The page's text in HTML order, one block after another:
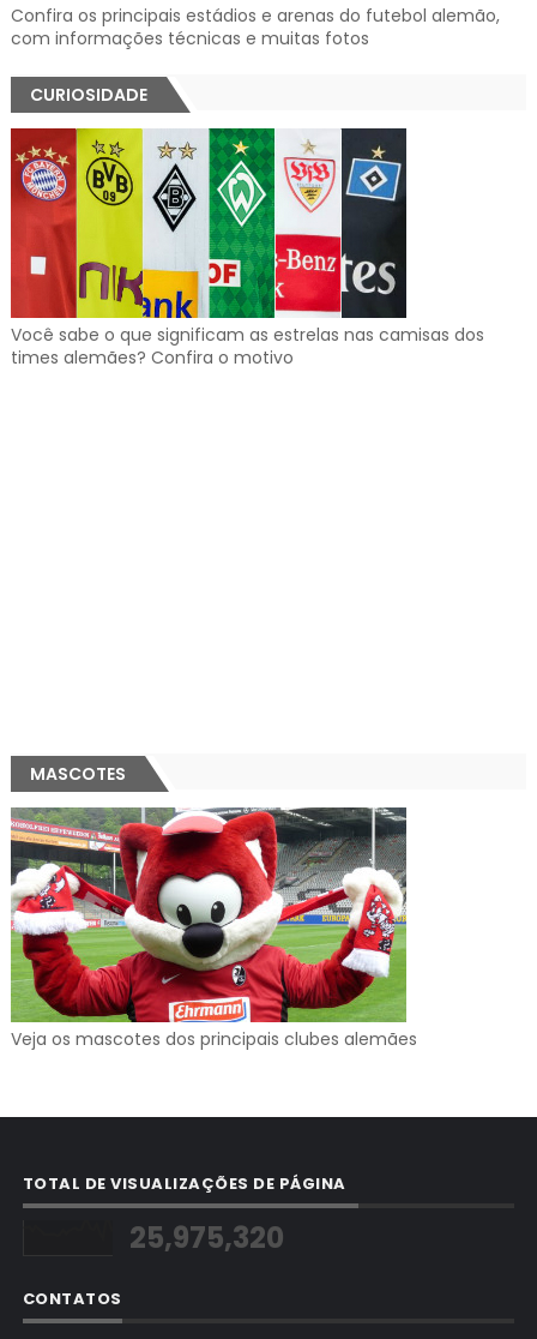
Confira os principais estádios e arenas do futebol alemão,
com informações técnicas e muitas fotos
CURIOSIDADE
Você sabe o que significam as estrelas nas camisas dos
times alemães? Confira o motivo
MASCOTES
Veja os mascotes dos principais clubes alemães
TOTAL DE VISUALIZAÇÕES DE PÁGINA
25,975,320
CONTATOS